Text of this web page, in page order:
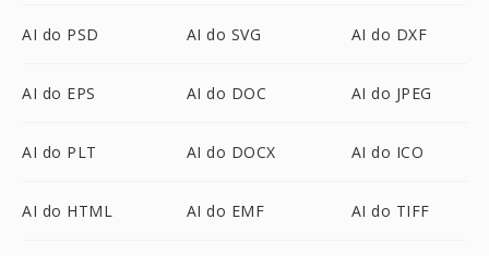
AI do PSD AI do SVG AI do DXF
AI do EPS AI do DOC AI do JPEG
AI do PLT AI do DOCX AI do ICO
AI do HTML AI do EMF AI do TIFF